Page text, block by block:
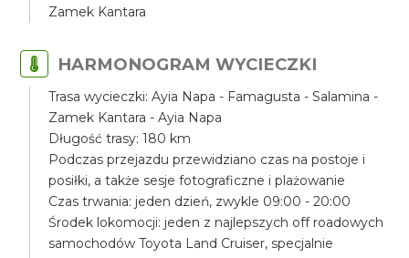
Zamek Kantara
HARMONOGRAM WYCIECZKI
Trasa wycieczki: Ayia Napa - Famagusta - Salamina -
Zamek Kantara - Ayia Napa
Długość trasy: 180 km
Podczas przejazdu przewidziano czas na postoje i
posiłki, a także sesje fotograficzne i plażowanie
Czas trwania: jeden dzień, zwykle 09:00 - 20:00
Środek lokomocji: jeden z najlepszych off roadowych
samochodów Toyota Land Cruiser, specjalnie